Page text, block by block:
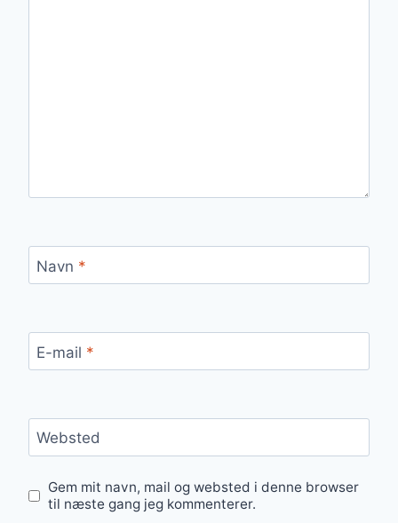
Navn *
E-mail *
Websted
Gem mit navn, mail og websted i denne browser
til næste gang jeg kommenterer.